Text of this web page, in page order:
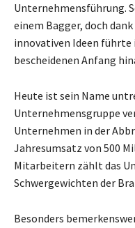
Unternehmensführung.
einem Bagger, doch
innovativen Ideen führte
bescheidenen Anfang
Heute ist sein Name
Unternehmensgruppe
Unternehmen in der
Jahresumsatz von 500
Mitarbeitern zählt das
Schwergewichten der
Besonders